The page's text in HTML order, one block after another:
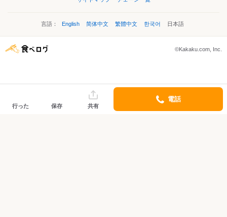
言語： English 简体中文 繁體中文 한국어 日本語
©Kakaku.com, Inc.
行った 保存 共有
電話